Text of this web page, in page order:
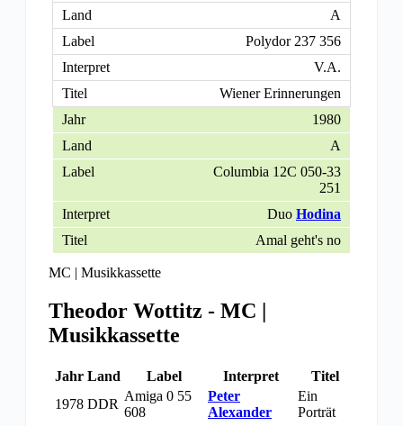
A
Polydor 237 356
V.A.
Wiener Erinnerungen
1980
A
Columbia 12C 050-33
251
Duo Hodina
Amal geht's no
MC | Musikkassette
Theodor Wottitz - MC |
Musikkassette
Jahr Land Label Interpret
Titel
1978 DDR
Amiga 0 55
608
Peter
Alexander
Ein
Porträt